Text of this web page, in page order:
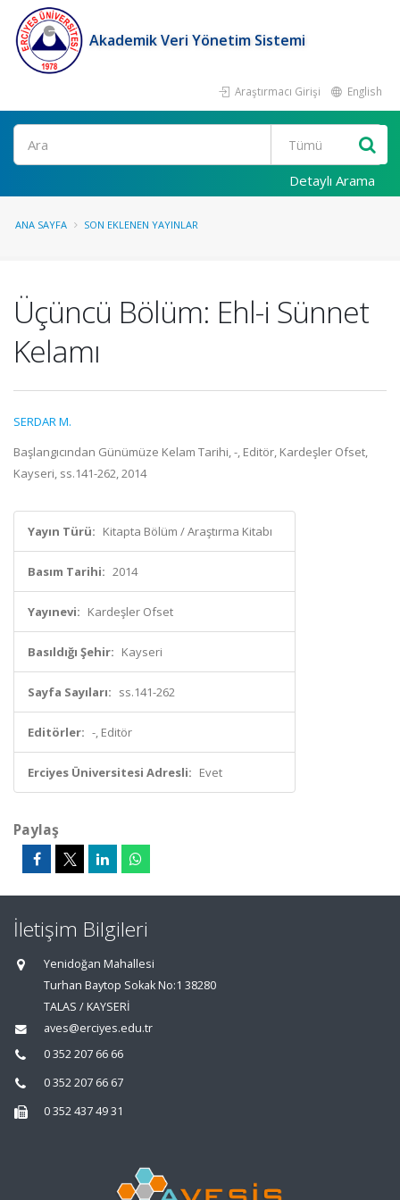
Akademik Veri Yönetim Sistemi
Araştırmacı Girişi English
Ara
Detaylı Arama
ANA SAYFA SON EKLENEN YAYINLAR
Üçüncü Bölüm: Ehl-i Sünnet
Kelamı
SERDAR M.
Başlangıcından Günümüze Kelam Tarihi, -, Editör, Kardeşler Ofset,
Kayseri, ss.141-262, 2014
Yayın Türü: Kitapta Bölüm / Araştırma Kitabı
Basım Tarihi: 2014
Yayınevi: Kardeşler Ofset
Basıldığı Şehir: Kayseri
Sayfa Sayıları: ss.141-262
Editörler: -, Editör
Erciyes Üniversitesi Adresli: Evet
Paylaş
İletişim Bilgileri
Yenidoğan Mahallesi
Turhan Baytop Sokak No:1 38280
TALAS / KAYSERİ
aves@erciyes.edu.tr
0 352 207 66 66
0 352 207 66 67
0 352 437 49 31